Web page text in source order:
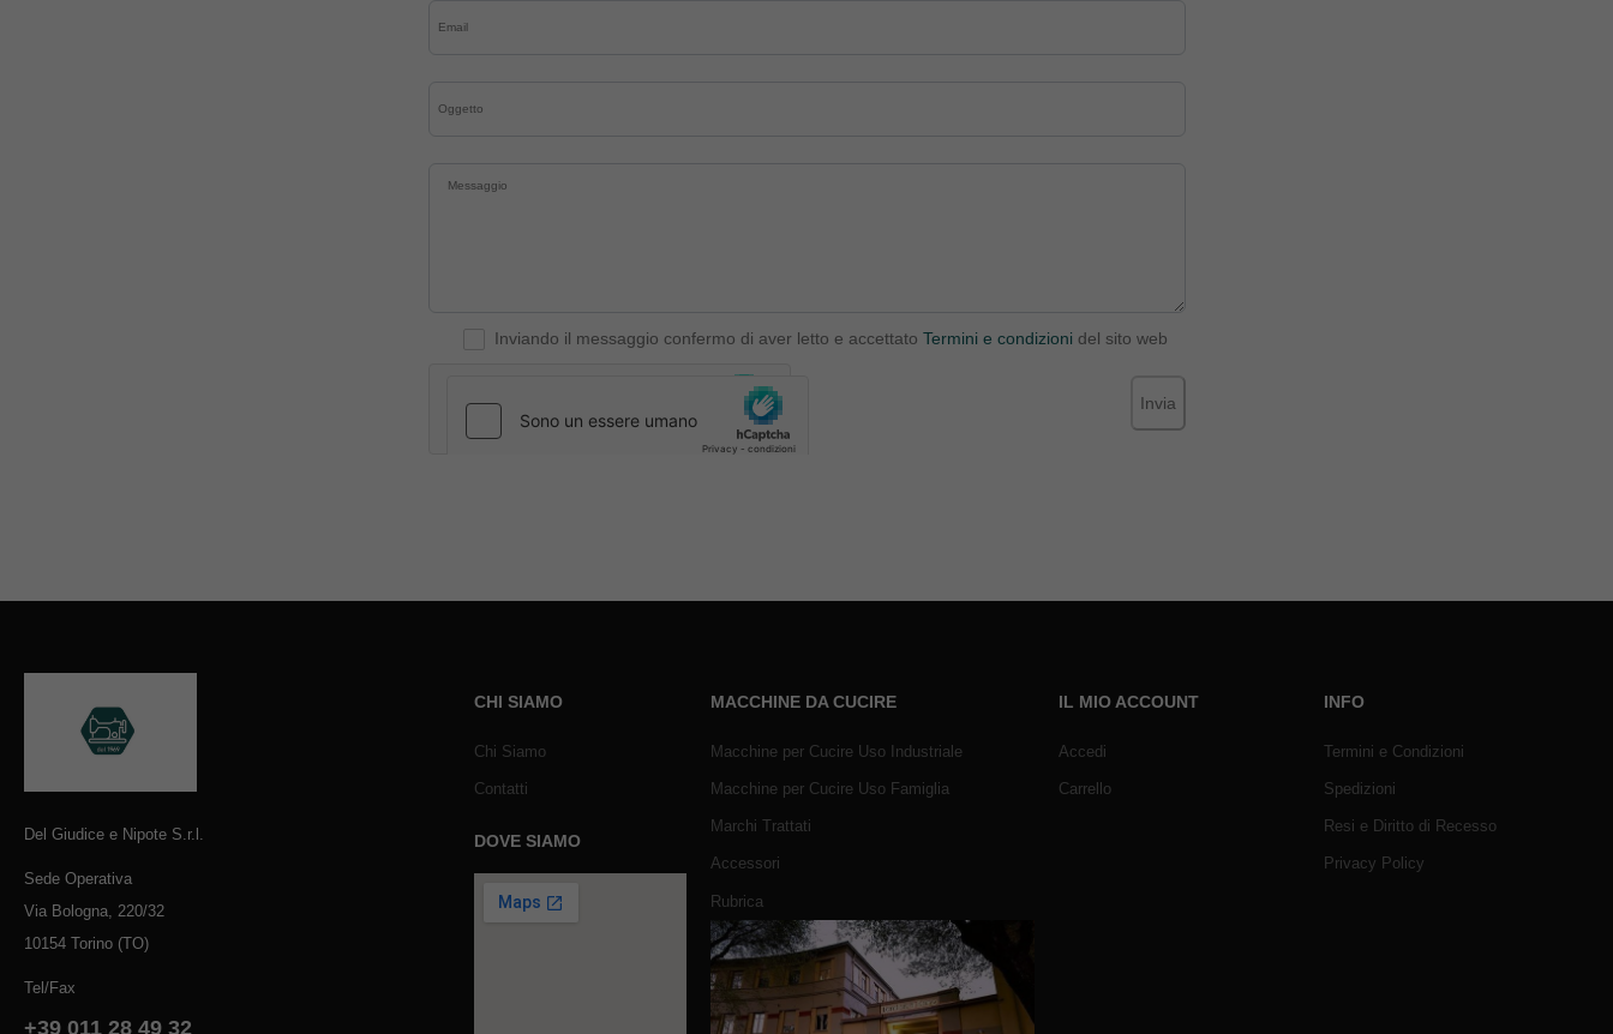
Inviando il messaggio confermo di aver letto e accettato Termini e condizioni del sito web
Invia
Del Giudice e Nipote S.r.l.
Sede Operativa
Via Bologna, 220/32
10154 Torino (TO)
Tel/Fax
+39 011 28 49 32
CHI SIAMO
Chi Siamo
Contatti
DOVE SIAMO
MACCHINE DA CUCIRE
Macchine per Cucire Uso Industriale
Macchine per Cucire Uso Famiglia
Marchi Trattati
Accessori
Rubrica
IL MIO ACCOUNT
Accedi
Carrello
INFO
Termini e Condizioni
Spedizioni
Resi e Diritto di Recesso
Privacy Policy